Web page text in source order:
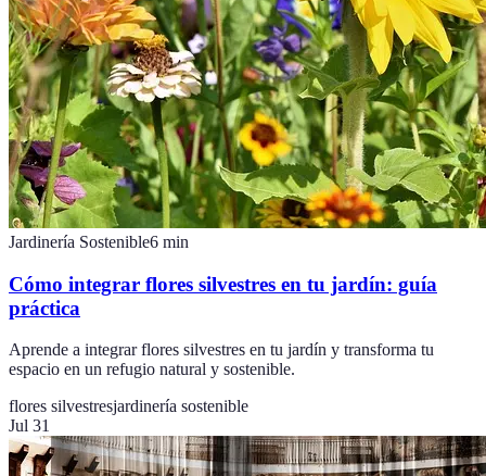
Jardinería Sostenible6 min
Cómo integrar flores silvestres en tu jardín: guía
práctica
Aprende a integrar flores silvestres en tu jardín y transforma tu
espacio en un refugio natural y sostenible.
flores silvestresjardinería sostenible
Jul 31